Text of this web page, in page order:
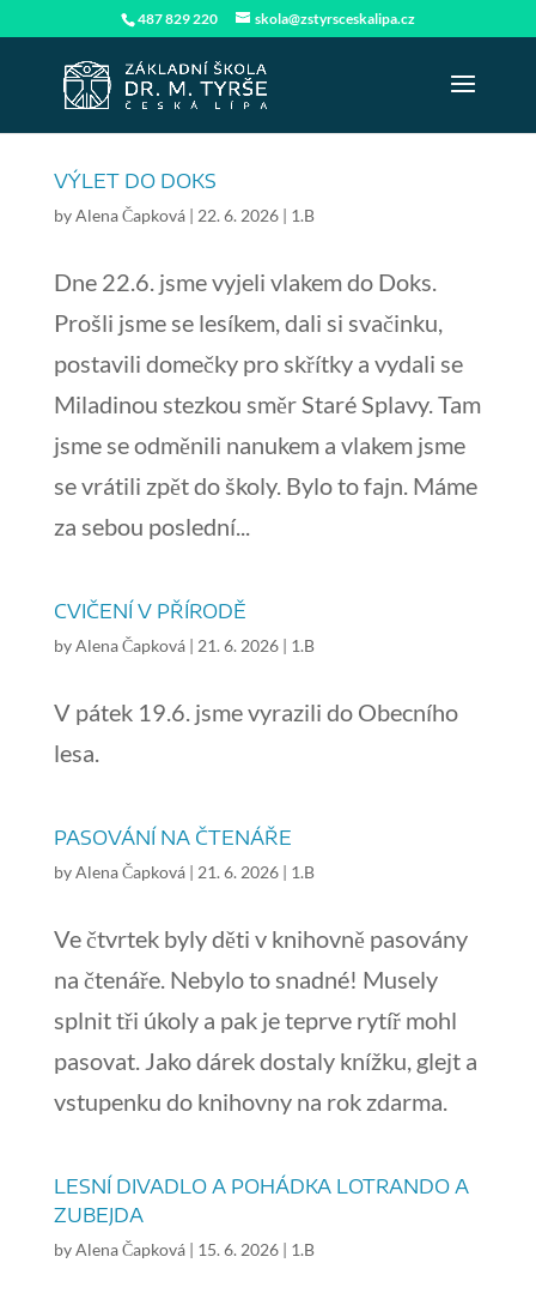
487 829 220 skola@zstyrsceskalipa.cz
VÝLET DO DOKS
byAlena Čapková| 22. 6. 2026| 1.B
Dne 22.6. jsme vyjeli vlakem do Doks.
Prošli jsme se lesíkem, dali si svačinku,
postavili domečky pro skřítky a vydali se
Miladinou stezkou směr Staré Splavy. Tam
jsme se odměnili nanukem a vlakem jsme
se vrátili zpět do školy. Bylo to fajn. Máme
za sebou poslední...
CVIČENÍ V PŘÍRODĚ
byAlena Čapková| 21. 6. 2026| 1.B
V pátek 19.6. jsme vyrazili do Obecního
lesa.
PASOVÁNÍ NA ČTENÁŘE
byAlena Čapková| 21. 6. 2026| 1.B
Ve čtvrtek byly děti v knihovně pasovány
na čtenáře. Nebylo to snadné! Musely
splnit tři úkoly a pak je teprve rytíř mohl
pasovat. Jako dárek dostaly knížku, glejt a
vstupenku do knihovny na rok zdarma.
LESNÍ DIVADLO A POHÁDKA LOTRANDO A
ZUBEJDA
byAlena Čapková| 15. 6. 2026| 1.B